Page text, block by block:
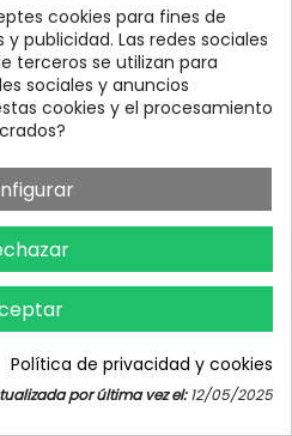
Iniciar chat
cookies para fines de
publicidad. Las redes sociales
terceros se utilizan para
sociales y anuncios
cookies y el procesamiento
Política de privacidad y cookies
por última vez el:12/05/2025